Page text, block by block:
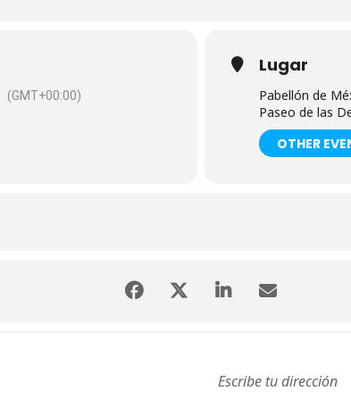
(GMT+00:00)
Lugar
Pabellón de
Paseo de las
OTHER